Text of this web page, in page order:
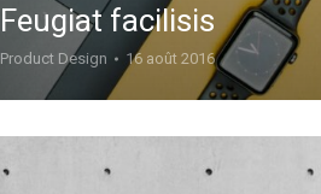
Feugiat facilisis
Product Design 16 août 2016